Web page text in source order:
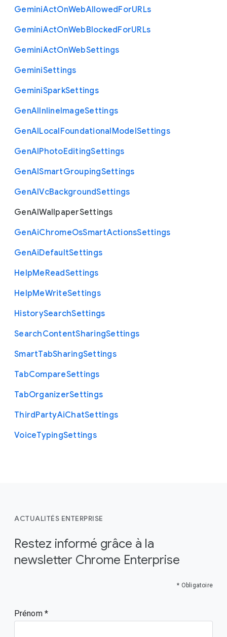
GeminiActOnWebAllowedForURLs
GeminiActOnWebBlockedForURLs
GeminiActOnWebSettings
GeminiSettings
GeminiSparkSettings
GenAIInlineImageSettings
GenAILocalFoundationalModelSettings
GenAIPhotoEditingSettings
GenAISmartGroupingSettings
GenAIVcBackgroundSettings
GenAIWallpaperSettings
GenAiChromeOsSmartActionsSettings
GenAiDefaultSettings
HelpMeReadSettings
HelpMeWriteSettings
HistorySearchSettings
SearchContentSharingSettings
SmartTabSharingSettings
TabCompareSettings
TabOrganizerSettings
ThirdPartyAiChatSettings
VoiceTypingSettings
ACTUALITÉS ENTERPRISE
Restez informé grâce à la
newsletter Chrome Enterprise
* Obligatoire
Prénom